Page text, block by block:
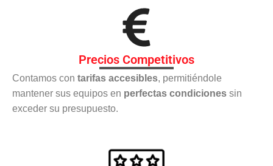
Precios Competitivos
Contamos con tarifas accesibles, permitiéndole
mantener sus equipos en perfectas condiciones sin
exceder su presupuesto.